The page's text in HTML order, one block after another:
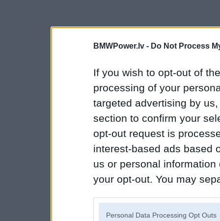
BMWPower.lv - Do Not Process
If you wish to opt-out of
processing of your
targeted advertising by
section to confirm your
opt-out request is
interest-based ads based
us or personal
your opt-out. You may
Personal Data Processing Opt Outs